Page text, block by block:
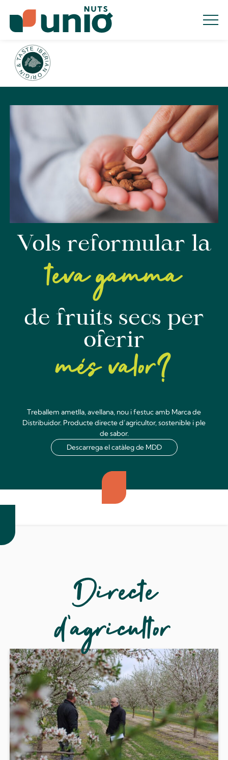
HOME
PRODUCTES
INDÚSTRIA
RETAIL
Vols reformular la
teva gamma
de fruits secs per
oferir
més valor?
Treballem ametlla, avellana, nou i festuc amb Marca de
Distribuidor. Producte directe d’agricultor, sostenible i ple
de sabor.
Descarrega el catàleg de MDD
Directe
d'agricultor